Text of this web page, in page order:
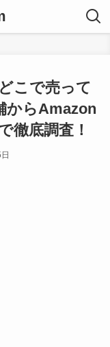
こで売って
からAmazon
徹底調査！